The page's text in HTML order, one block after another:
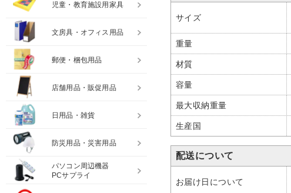
サイズ
重量
材質
容量
最大収納重量
生産国
配送について
お届け日について
児童・教育施設用家具
文房具・オフィス用品
郵便・梱包用品
店舗用品・販促用品
日用品・雑貨
防災用品・災害用品
パソコン周辺機器
PCサプライ